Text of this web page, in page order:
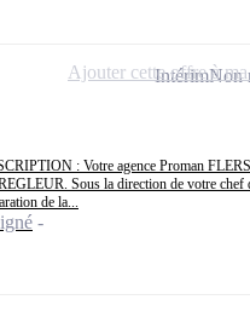
: Votre agence Proman
Sous la direction de votre chef
de la...
IntérimNon
Ajouter cette offre à